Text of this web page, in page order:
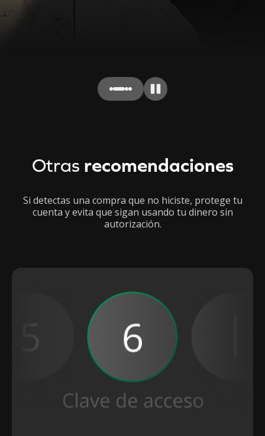
Otras recomendaciones
Si detectas una compra que no hiciste, protege tu
cuenta y evita que sigan usando tu dinero sin
autorización.